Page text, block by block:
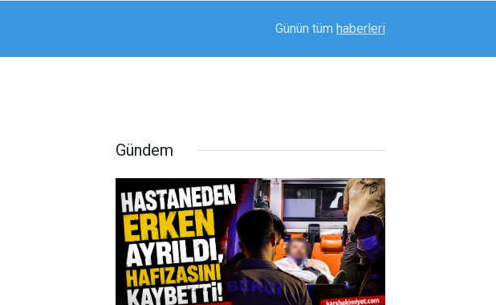
"Mameki Fest" Tunceli’de coşkuyla başladı
Günün tüm haberleri
Gündem